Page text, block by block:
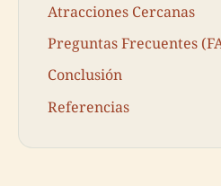
Atracciones Cercanas
Preguntas Frecuentes
Conclusión
Referencias